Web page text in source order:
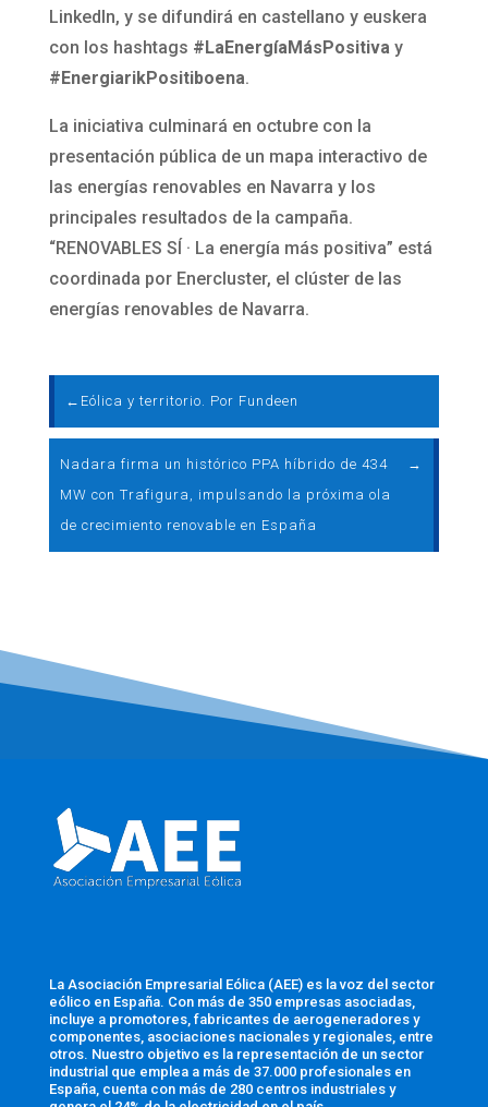
LinkedIn, y se difundirá en castellano y euskera
con los hashtags #LaEnergíaMásPositiva y
#EnergiarikPositiboena.
La iniciativa culminará en octubre con la
presentación pública de un mapa interactivo de
las energías renovables en Navarra y los
principales resultados de la campaña.
“RENOVABLES SÍ · La energía más positiva” está
coordinada por Enercluster, el clúster de las
energías renovables de Navarra.
← Eólica y territorio. Por Fundeen
Nadara firma un histórico PPA híbrido de 434
MW con Trafigura, impulsando la próxima ola
de crecimiento renovable en España
→
La Asociación Empresarial Eólica (AEE) es la voz del sector
eólico en España. Con más de 350 empresas asociadas,
incluye a promotores, fabricantes de aerogeneradores y
componentes, asociaciones nacionales y regionales, entre
otros. Nuestro objetivo es la representación de un sector
industrial que emplea a más de 37.000 profesionales en
España, cuenta con más de 280 centros industriales y